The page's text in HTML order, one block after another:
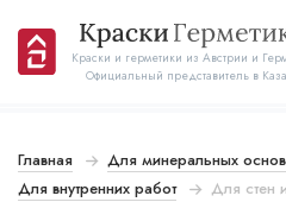
Краски и герметики из Австрии и
Официальный представитель в
Главная
Для минеральных
Для внутренних работ
Для стен